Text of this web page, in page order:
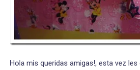
Hola mis queridas amigas!, esta vez les